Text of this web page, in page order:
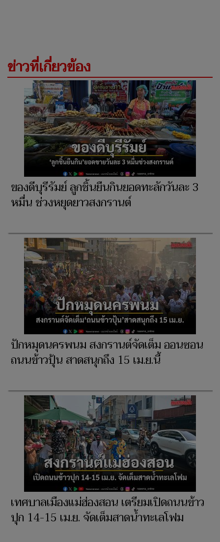
ข่าวที่เกี่ยวข้อง
ของดีบุรีรัมย์ ลูกชิ้นยืนกินยอดทะลักวันละ 3
หมื่น ช่วงหยุดยาวสงกรานต์
ปักหมุดนครพนม สงกรานต์จัดเต็ม ออนซอน
ถนนข้าวปุ้น สาดสนุกถึง 15 เม.ย.นี้
เทศบาลเมืองแม่ฮ่องสอน เตรียมเปิดถนนข้าว
ปุก 14-15 เม.ย. จัดเต็มสาดน้ำทะเลโฟม